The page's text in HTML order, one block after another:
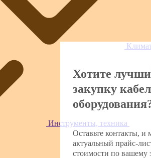
Инструменты, техника
Хотите
закупку
Оставьте контакты,
актуальный прайс-
стоимости по вашему